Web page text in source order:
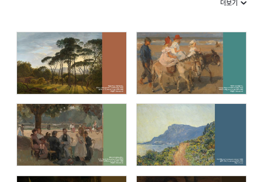
제임스 티소 (James Tissot )
앙리 루소(Henri Rousseau: Pioneer of
Fantasy)
내셔널 갤러리 (The National Gallery,
London)
오르세 미술관 (Musée d’Orsay)
더보기